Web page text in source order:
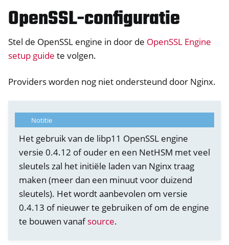
navigation of Container
navigation of Compatible Software
OpenSSL-configuratie
Stel de OpenSSL engine in door de OpenSSL Engine
setup guide te volgen.
Providers worden nog niet ondersteund door Nginx.
Notitie
Het gebruik van de libp11 OpenSSL engine
versie 0.4.12 of ouder en een NetHSM met veel
sleutels zal het initiële laden van Nginx traag
maken (meer dan een minuut voor duizend
sleutels). Het wordt aanbevolen om versie
0.4.13 of nieuwer te gebruiken of om de engine
te bouwen vanafsource.